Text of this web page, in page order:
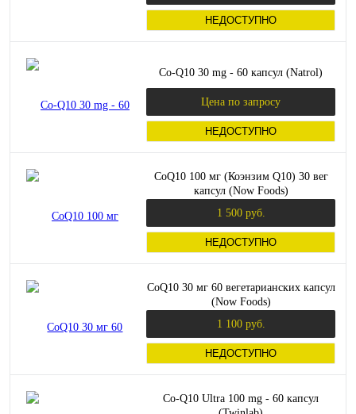
НЕДОСТУПНО
Co-Q10 30 mg - 60 капсул (Natrol)
Цена по запросу
НЕДОСТУПНО
CoQ10 100 мг (Коэнзим Q10) 30 вег
капсул (Now Foods)
1 500 руб.
НЕДОСТУПНО
CoQ10 30 мг 60 вегетарианских капсул
(Now Foods)
1 100 руб.
НЕДОСТУПНО
Co-Q10 Ultra 100 mg - 60 капсул